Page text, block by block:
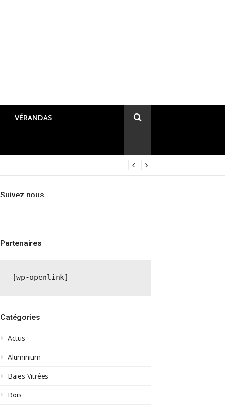
VÉRANDAS
Suivez nous
Partenaires
[wp-openlink]
Catégories
Actus
Aluminium
Baies Vitrées
Bois